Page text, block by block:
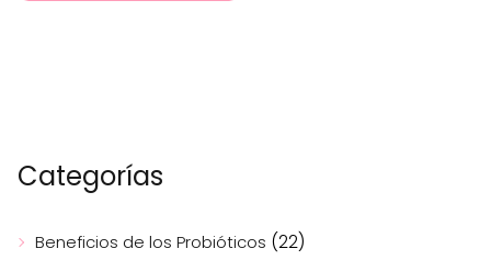
Categorías
Beneficios de los Probióticos (22)